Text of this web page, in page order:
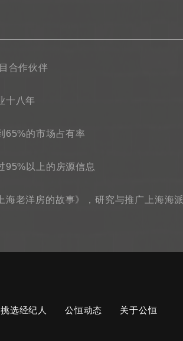
合作伙伴
十八年
65%的市场占有率
95%以上的房源信息
海老洋房的故事》，研究与推广上海海
挑选经纪人 公恒动态 关于公恒